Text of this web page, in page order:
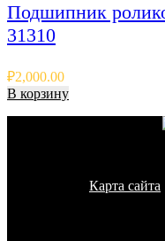
Подшипник
31310
₽2,000.00
В корзину
Карта сайта